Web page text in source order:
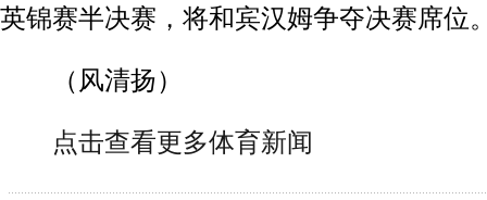
英锦赛半决赛，将和宾汉姆争夺决赛席位
（风清扬）
点击查看更多体育新闻